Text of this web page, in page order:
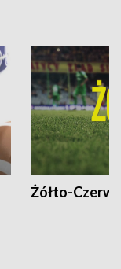
Żółto-